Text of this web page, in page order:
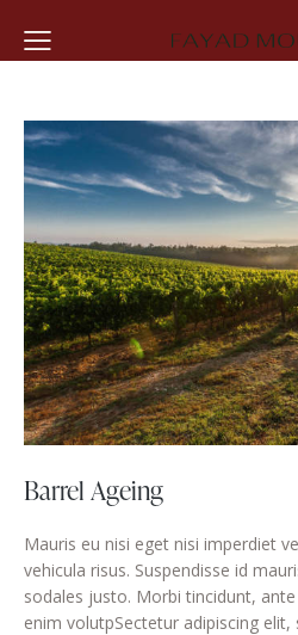
Barrel Ageing
Mauris eu nisi eget nisi imperdiet
vehicula risus. Suspendisse id
sodales justo. Morbi tincidunt,
enim volutpSectetur adipiscing